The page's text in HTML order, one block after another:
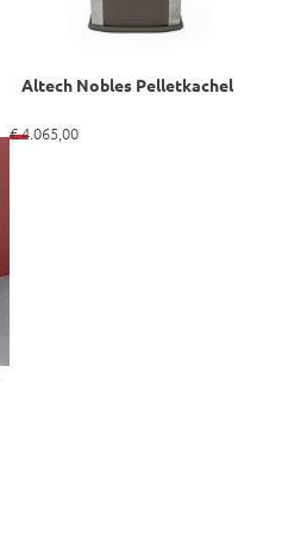
Altech Nobles Pelletkachel
€4.065,00